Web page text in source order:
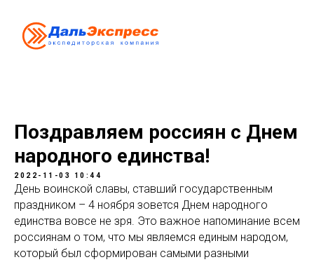
Поздравляем россиян с Днем
народного единства!
2022-11-03 10:44
День воинской славы, ставший государственным
праздником – 4 ноября зовется Днем народного
единства вовсе не зря. Это важное напоминание всем
россиянам о том, что мы являемся единым народом,
который был сформирован самыми разными